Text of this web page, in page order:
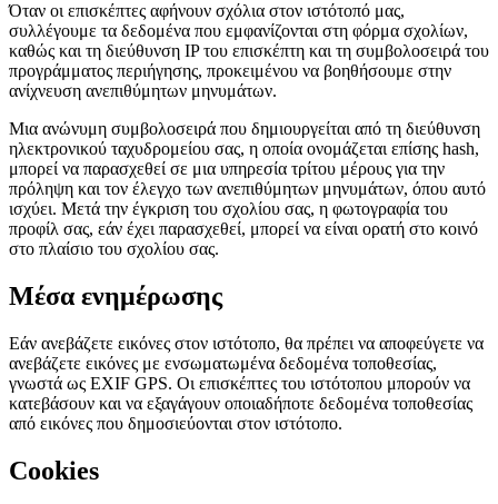
Όταν οι επισκέπτες αφήνουν σχόλια στον ιστότοπό μας,
συλλέγουμε τα δεδομένα που εμφανίζονται στη φόρμα σχολίων,
καθώς και τη διεύθυνση IP του επισκέπτη και τη συμβολοσειρά του
προγράμματος περιήγησης, προκειμένου να βοηθήσουμε στην
ανίχνευση ανεπιθύμητων μηνυμάτων.
Μια ανώνυμη συμβολοσειρά που δημιουργείται από τη διεύθυνση
ηλεκτρονικού ταχυδρομείου σας, η οποία ονομάζεται επίσης hash,
μπορεί να παρασχεθεί σε μια υπηρεσία τρίτου μέρους για την
πρόληψη και τον έλεγχο των ανεπιθύμητων μηνυμάτων, όπου αυτό
ισχύει. Μετά την έγκριση του σχολίου σας, η φωτογραφία του
προφίλ σας, εάν έχει παρασχεθεί, μπορεί να είναι ορατή στο κοινό
στο πλαίσιο του σχολίου σας.
Μέσα ενημέρωσης
Εάν ανεβάζετε εικόνες στον ιστότοπο, θα πρέπει να αποφεύγετε να
ανεβάζετε εικόνες με ενσωματωμένα δεδομένα τοποθεσίας,
γνωστά ως EXIF GPS. Οι επισκέπτες του ιστότοπου μπορούν να
κατεβάσουν και να εξαγάγουν οποιαδήποτε δεδομένα τοποθεσίας
από εικόνες που δημοσιεύονται στον ιστότοπο.
Cookies